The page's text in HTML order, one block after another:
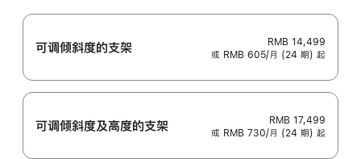
可调倾斜度的支架
RMB 14,499
或 RMB 605/月 (24 期) 起
可调倾斜度及高‍度的支‍架
RMB 17,499
或 RMB 730/月 (24 期) 起